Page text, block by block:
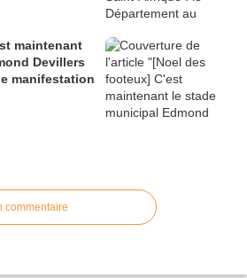
maintenant
Devillers
manifestation
commentaire